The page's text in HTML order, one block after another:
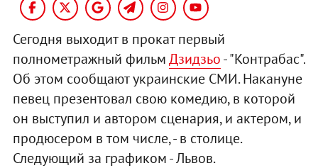
Сегодня выходит в прокат первый
полнометражный фильмДзидзьо- "Контрабас".
Об этом сообщают украинские СМИ. Накануне
певец презентовал свою комедию, в которой
он выступил и автором сценария, и актером, и
продюсером в том числе, - в столице.
Следующий за графиком - Львов.